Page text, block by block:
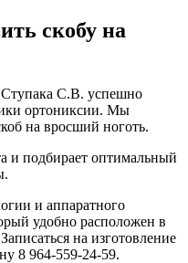
скобу на
Ступака С.В. успешно
ортониксии. Мы
на вросший ноготь.
и подбирает оптимальный
и аппаратного
удобно расположен в
на изготовление
8 964-559-24-59.